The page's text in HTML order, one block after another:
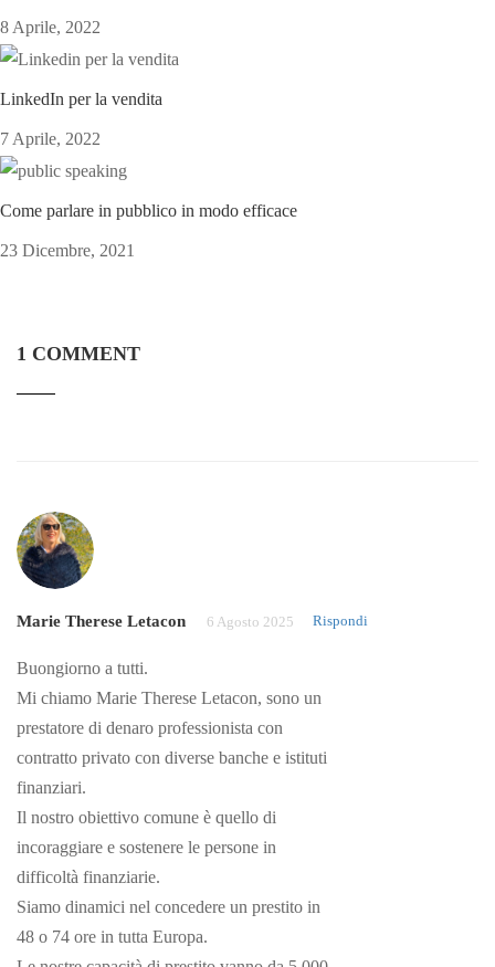
8 Aprile, 2022
LinkedIn per la vendita
7 Aprile, 2022
Come parlare in pubblico in modo efficace
23 Dicembre, 2021
1 COMMENT
Marie Therese Letacon 6 Agosto 2025 Rispondi
Buongiorno a tutti.
Mi chiamo Marie Therese Letacon, sono un
prestatore di denaro professionista con
contratto privato con diverse banche e istituti
finanziari.
Il nostro obiettivo comune è quello di
incoraggiare e sostenere le persone in
difficoltà finanziarie.
Siamo dinamici nel concedere un prestito in
48 o 74 ore in tutta Europa.